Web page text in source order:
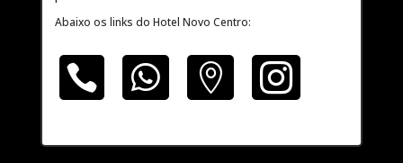
Abaixo os links do Hotel Novo Centro:
   